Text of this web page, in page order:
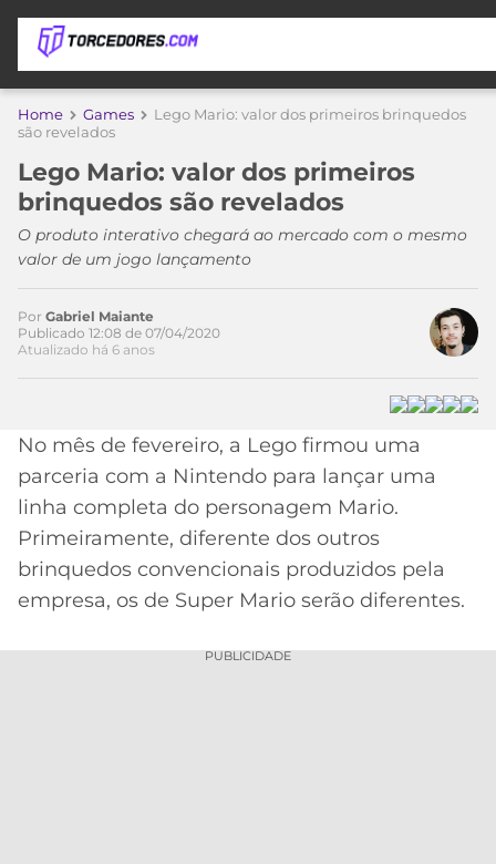
APOSTAS
DE
APOSTA
MELHORES
SITES
DE
APOSTAS
2026
PROMOCIONAL
BETBOOM
CÓDIGO
DE
INDICAÇÃO
BET365
COPA
DO
MUNDO
TIMES
MEU
PALMEIRAS
CORINTHIANS
SÃO
PAULO
CAMPEONATOS
BRASILEIRÃO
SÉRIE
LIBERTADORES
COPA
MÍDIA
ESPORTIVA
MERCADO
BOLA
Home Games
Lego Mario: valor dos primeiros brinquedos
são revelados
Lego Mario: valor dos primeiros
brinquedos são revelados
O produto interativo chegará ao mercado com o mesmo
valor de um jogo lançamento
Acesse o perfil do autor
Por Gabriel Maiante
Publicado 12:08 de 07/04/2020
Atualizado há 6 anos
No mês de fevereiro, a Lego firmou uma
parceria com a Nintendo para lançar uma
linha completa do personagem Mario.
Primeiramente, diferente dos outros
brinquedos convencionais produzidos pela
empresa, os de Super Mario serão diferentes.
PUBLICIDADE